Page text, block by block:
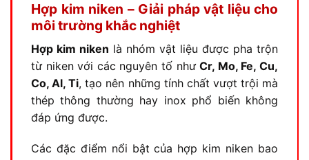
Hợp kim niken – Giải pháp vật liệu cho
môi trường khắc nghiệt
Hợp kim niken là nhóm vật liệu được pha trộn
từ niken với các nguyên tố nhưCr, Mo, Fe, Cu,
Co, Al, Ti, tạo nên những tính chất vượt trội mà
thép thông thường hay inox phổ biến không
đáp ứng được.
Các đặc điểm nổi bật của hợp kim niken bao